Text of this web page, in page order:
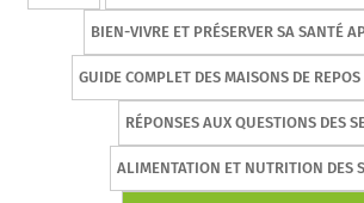
BIEN-VIVRE ET PRÉSERVER SA SANTÉ
GUIDE COMPLET DES MAISONS DE
RÉPONSES AUX QUESTIONS DES
ALIMENTATION ET NUTRITION DES